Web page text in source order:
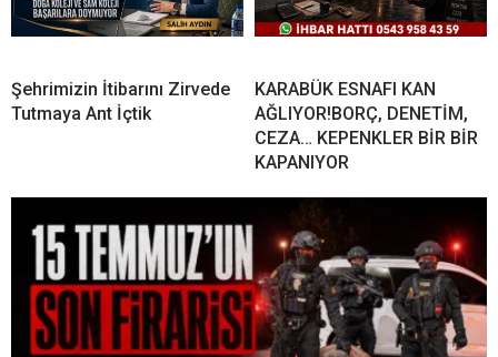
Şehrimizin İtibarını Zirvede
Tutmaya Ant İçtik
KARABÜK ESNAFI KAN
AĞLIYOR!BORÇ, DENETİM,
CEZA… KEPENKLER BİR BİR
KAPANIYOR